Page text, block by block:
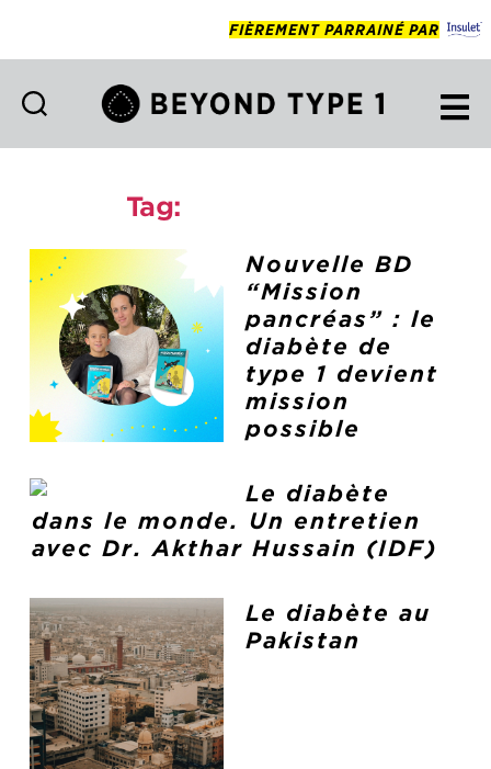
FIÈREMENT PARRAINÉ PAR
Tag:
Nouvelle BD
“Mission
pancréas” : le
diabète de
type 1 devient
mission
possible
Le diabète
dans le monde. Un entretien
avec Dr. Akthar Hussain (IDF)
Le diabète au
Pakistan